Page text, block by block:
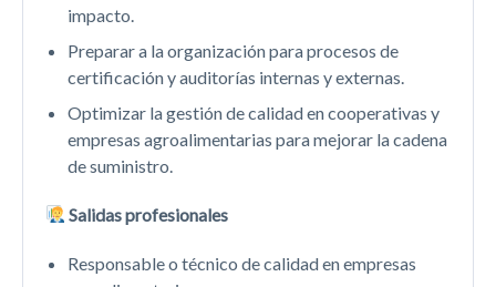
impacto.
Preparar a la organización para procesos de
certificación y auditorías internas y externas.
Optimizar la gestión de calidad en cooperativas y
empresas agroalimentarias para mejorar la cadena
de suministro.
Salidas profesionales
Responsable o técnico de calidad en empresas